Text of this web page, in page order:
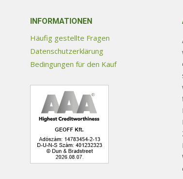
Produktseite
gewählt
werden
INFORMATIONEN
Häufig gestellte Fragen
Datenschutzerklärung
Bedingungen für den Kauf